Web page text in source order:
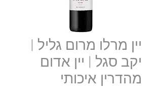
יין מרלו מרום גליל |
יקב סגל | יין אדום
מהדרין איכותי